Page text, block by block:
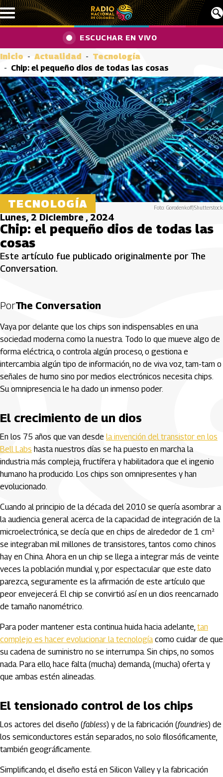
Pasar al contenido principal
ESCUCHAR EN VIVO
Inicio Actualidad
Tecnología
Chip: el pequeño dios de todas las cosas
TECNOLOGÍA Foto: Gorodenkoff/Shutterstock
Lunes, 2 Diciembre , 2024
Chip: el pequeño dios de todas las
cosas
Este artículo fue publicado originalmente por The
Conversation.
PorThe Conversation
Vaya por delante que los chips son indispensables en una
sociedad moderna como la nuestra. Todo lo que mueve algo de
forma eléctrica, o controla algún proceso, o gestiona e
intercambia algún tipo de información, no de viva voz, tam-tam o
señales de humo sino por medios electrónicos necesita chips.
Su omnipresencia le ha dado un inmenso poder.
El crecimiento de un dios
En los 75 años que van desde la invención del transistor en los
Bell Labs hasta nuestros días se ha puesto en marcha la
industria más compleja, fructífera y habilitadora que el ingenio
humano ha producido. Los chips son omnipresentes y han
evolucionado.
Cuando al principio de la década del 2010 se quería asombrar a
la audiencia general acerca de la capacidad de integración de la
microelectrónica, se decía que en chips de alrededor de 1 cm²
se integraban mil millones de transistores, tantos como chinos
hay en China. Ahora en un chip se llega a integrar más de veinte
veces la población mundial y, por espectacular que este dato
parezca, seguramente es la afirmación de este artículo que
peor envejecerá. El chip se convirtió así en un dios reencarnado
de tamaño nanométrico.
Para poder mantener esta continua huida hacia adelante, tan
complejo es hacer evolucionar la tecnologíacomo cuidar de que
su cadena de suministro no se interrumpa. Sin chips, no somos
nada. Para ello, hace falta (mucha) demanda, (mucha) oferta y
que ambas estén alineadas.
El tensionado control de los chips
Los actores del diseño (fabless) y de la fabricación (foundries) de
los semiconductores están separados, no solo filosóficamente,
también geográficamente.
Simplificando, el diseño está en Silicon Valley y la fabricación